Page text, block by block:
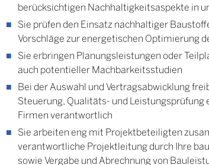
berücksichtigen Nachhaltigkeitsaspekte in
Sie prüfen den Einsatz nachhaltiger
Vorschläge zur energetischen Optimierung
Sie erbringen Planungsleistungen oder
auch potentieller Machbarkeitsstudien
Bei der Auswahl und Vertragsabwicklung
Steuerung, Qualitäts- und
Firmen verantwortlich
Sie arbeiten eng mit Projektbeteiligten
verantwortliche Projektleitung durch Ihre
sowie Vergabe und Abrechnung von